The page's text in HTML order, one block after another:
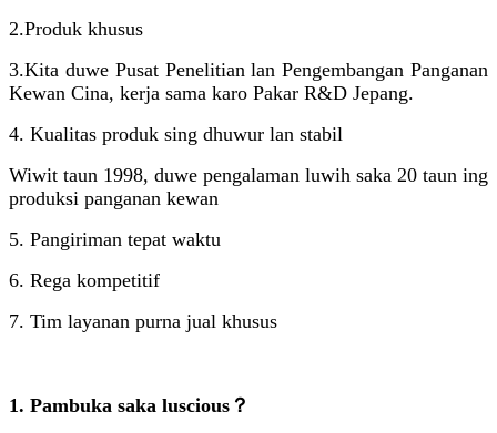
2.Produk khusus
3.Kita duwe Pusat Penelitian lan Pengembangan Panganan
Kewan Cina, kerja sama karo Pakar R&D Jepang.
4. Kualitas produk sing dhuwur lan stabil
Wiwit taun 1998, duwe pengalaman luwih saka 20 taun ing
produksi panganan kewan
5. Pangiriman tepat waktu
6. Rega kompetitif
7. Tim layanan purna jual khusus
1. Pambuka saka luscious？